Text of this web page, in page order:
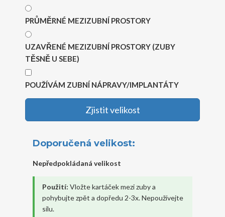
PRŮMĚRNÉ MEZIZUBNÍ PROSTORY
UZAVŘENÉ MEZIZUBNÍ PROSTORY (ZUBY
TĚSNĚ U SEBE)
POUŽÍVÁM ZUBNÍ NÁPRAVY/IMPLANTÁTY
Zjistit velikost
Doporučená velikost:
Nepředpokládaná velikost
Použití: Vložte kartáček mezi zuby a
pohybujte zpět a dopředu 2-3x. Nepoužívejte
sílu.